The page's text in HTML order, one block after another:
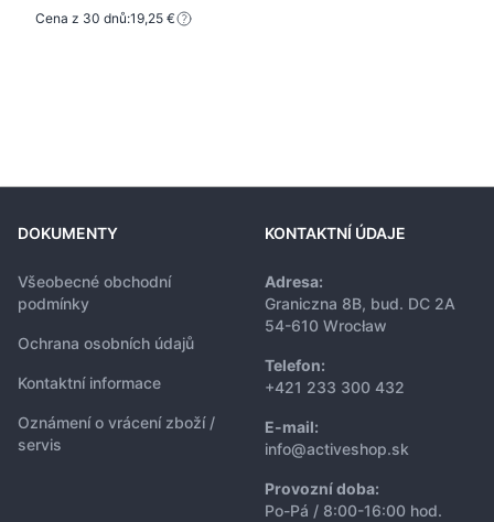
Cena z 30 dnů:19,25 €
DOKUMENTY
Všeobecné obchodní
podmínky
Ochrana osobních údajů
Kontaktní informace
Oznámení o vrácení zboží /
servis
KONTAKTNÍ ÚDAJE
Adresa:
Graniczna 8B, bud. DC 2A
54-610 Wrocław
Telefon:
+421 233 300 432
E-mail:
info@activeshop.sk
Provozní doba:
Po-Pá / 8:00-16:00 hod.